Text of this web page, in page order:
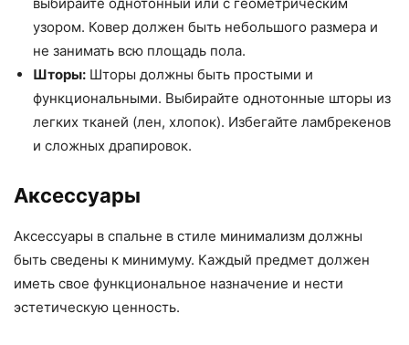
узором. Ковер должен быть небольшого размера и
не занимать всю площадь пола.
Шторы: Шторы должны быть простыми и
функциональными. Выбирайте однотонные шторы из
легких тканей (лен, хлопок). Избегайте ламбрекенов
и сложных драпировок.
Аксессуары
Аксессуары в спальне в стиле минимализм должны
быть сведены к минимуму. Каждый предмет должен
иметь свое функциональное назначение и нести
эстетическую ценность.